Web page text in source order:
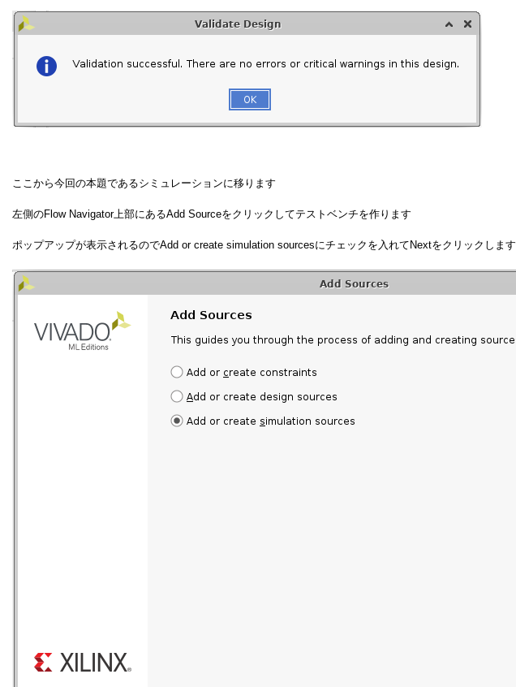
ここから今回の本題であるシミュレーションに移ります
左側のFlow Navigator上部にあるAdd Sourceをクリックしてテストベンチを作ります
ポップアップが表示されるのでAdd or create simulation sourcesにチェックを入れてNextをクリックします